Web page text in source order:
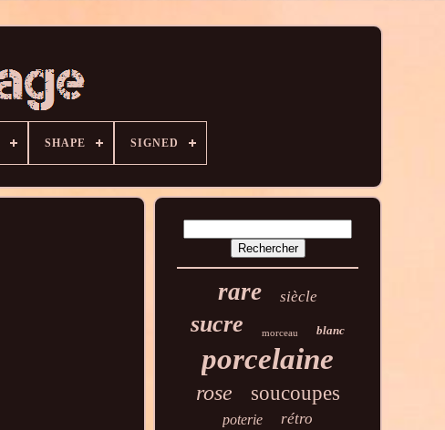
SHAPE SIGNED
rare siècle
sucre morceau blanc
porcelaine
rose soucoupes
poterie rétro